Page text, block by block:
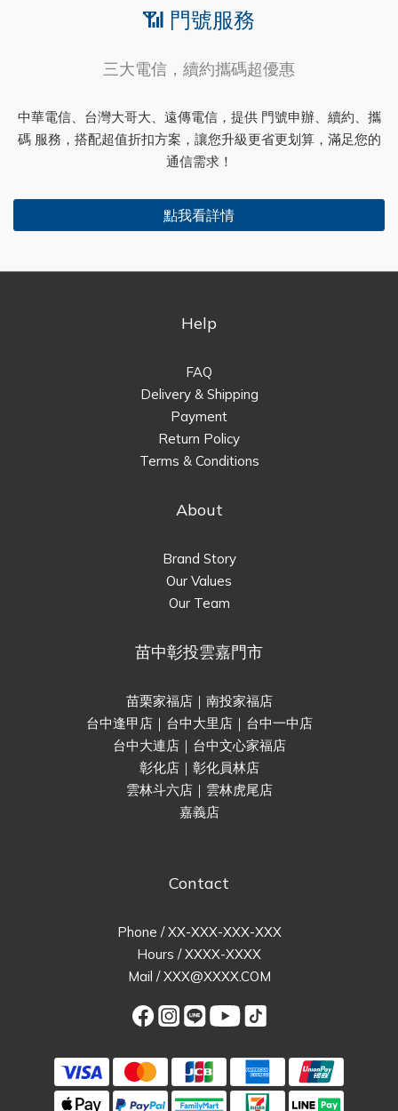
📶 門號服務
三大電信，續約攜碼超優惠
中華電信、台灣大哥大、遠傳電信，提供 門號申辦、續約、攜
碼 服務，搭配超值折扣方案，讓您升級更省更划算，滿足您的
通信需求！
點我看詳情
Help
FAQ
Delivery & Shipping
Payment
Return Policy
Terms & Conditions
About
Brand Story
Our Values
Our Team
苗中彰投雲嘉門市
苗栗家福店｜南投家福店
台中逢甲店｜台中大里店｜台中一中店
台中大連店｜台中文心家福店
彰化店｜彰化員林店
雲林斗六店｜雲林虎尾店
嘉義店
Contact
Phone / XX-XXX-XXX-XXX
Hours / XXXX-XXXX
Mail / XXX@XXXX.COM